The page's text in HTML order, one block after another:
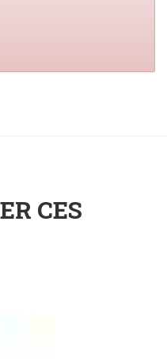
CES